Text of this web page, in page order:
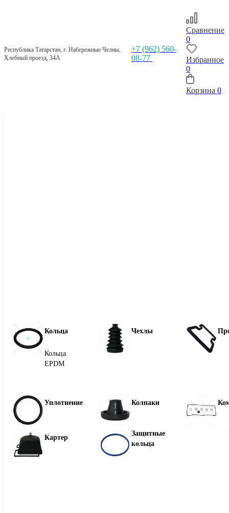
Республика Татарстан, г. Набережные Челны,
Хлебный проезд, 34А
+7 (962) 560-
08-77
Сравнение
0
Избранное
0
Корзина 0
Кольца
Кольца
EPDM
Чехлы
Уплотнение Колпаки
Картер
Защитные
кольца